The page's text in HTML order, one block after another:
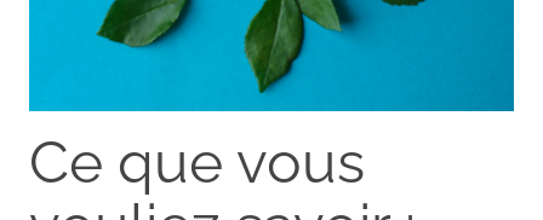
Ce que vous